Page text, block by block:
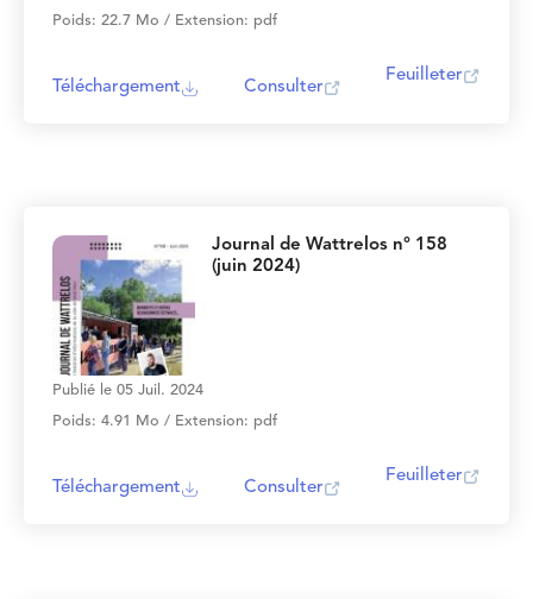
Poids: 22.7 Mo / Extension: pdf
Téléchargement Consulter
Feuilleter
Journal de Wattrelos n° 158
(juin 2024)
Publié le 05 Juil. 2024
Poids: 4.91 Mo / Extension: pdf
Téléchargement Consulter
Feuilleter